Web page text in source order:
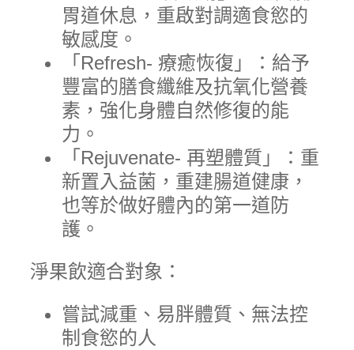
胃道休息，重啟對調適食慾的
敏感度。
「Refresh- 療癒恢復」：給予
豐富的膳食纖維及抗氧化營養
素，強化身體自然修復的能
力。
「Rejuvenate- 再塑體質」：重
新置入益菌，重建腸道健康，
也等於做好體內的第一道防
護。
淨果飲適合對象：
嘗試減重、易胖體質、無法控
制食慾的人